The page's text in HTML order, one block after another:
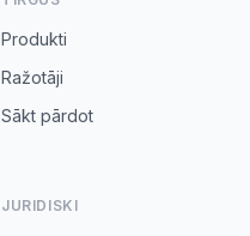
Produkti
Ražotāji
Sākt pārdot
JURIDISKI